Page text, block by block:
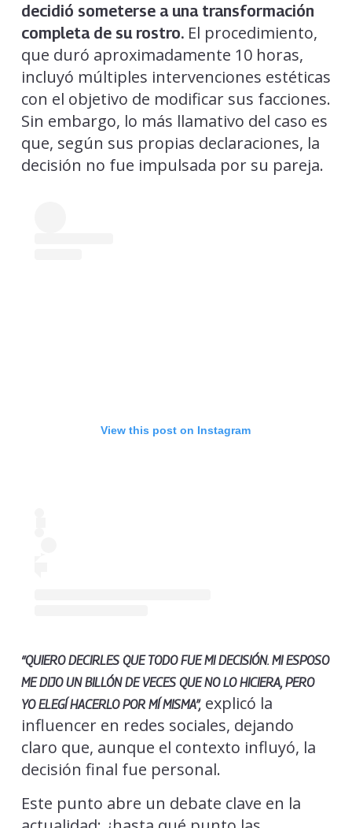
decidió someterse a una transformación
completa de su rostro.El procedimiento,
que duró aproximadamente 10 horas,
incluyó múltiples intervenciones estéticas
con el objetivo de modificar sus facciones.
Sin embargo, lo más llamativo del caso es
que, según sus propias declaraciones, la
decisión no fue impulsada por su pareja.
View this post on Instagram
“QUIERO DECIRLES QUE TODO FUE MI DECISIÓN. MI ESPOSO
ME DIJO UN BILLÓN DE VECES QUE NO LO HICIERA, PERO
YO ELEGÍ HACERLO POR MÍ MISMA”,explicó la
influencer en redes sociales, dejando
claro que, aunque el contexto influyó, la
decisión final fue personal.
Este punto abre un debate clave en la